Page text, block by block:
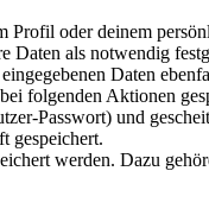
oder deinem
als notwendig
Daten
folgenden Aktionen
Passwort) und
gespeichert.
werden. Dazu